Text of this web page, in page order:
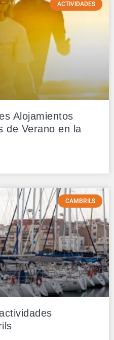
ACTIVIDADES
Alojamientos
de Verano en la
CAMBRILS